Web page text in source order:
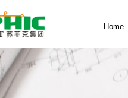
Home